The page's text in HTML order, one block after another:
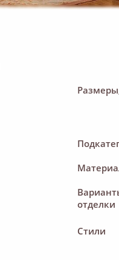
отделки
Стили